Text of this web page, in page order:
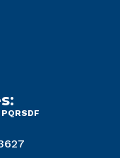
PQRSDF